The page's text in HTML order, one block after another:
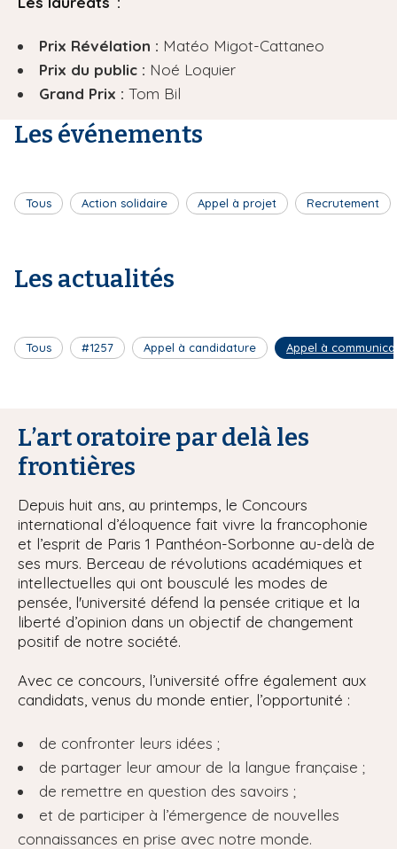
Prix Révélation : Matéo Migot-Cattaneo
Prix du public : Noé Loquier
Grand Prix : Tom Bil
Les événements
Tous Action solidaire Appel à projet Recrutement
Les actualités
Tous #1257 Appel à candidature Appel à
L’art oratoire par delà les
frontières
Depuis huit ans, au printemps, le Concours
international d’éloquence fait vivre la francophonie
et l’esprit de Paris 1 Panthéon-Sorbonne au-delà de
ses murs. Berceau de révolutions académiques et
intellectuelles qui ont bousculé les modes de
pensée, l'université défend la pensée critique et la
liberté d’opinion dans un objectif de changement
positif de notre société.
Avec ce concours, l’université offre également aux
candidats, venus du monde entier, l’opportunité :
de confronter leurs idées ;
de partager leur amour de la langue française ;
de remettre en question des savoirs ;
et de participer à l’émergence de nouvelles
connaissances en prise avec notre monde.